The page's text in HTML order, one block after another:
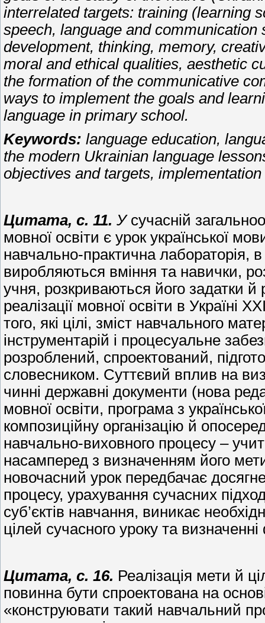
interrelated targets: training (learning
speech, language and
development, thinking, memory,
moral and ethical qualities, aesthetic
the formation of the communicative
ways to implement the goals and
language in primary school.
Keywords: language education,
the modern Ukrainian language
objectives and targets,
Цитата, с. 11. У сучасній
мовної освіти є урок української
навчально-практична лабораторія,
виробляються вміння та навички,
учня, розкриваються його задатки й
реалізації мовної освіти в Україні
того, які цілі, зміст навчального
інструментарій і процесуальне
розроблений, спроектований,
словесником. Суттєвий вплив на
чинні державні документи (нова
мовної освіти, програма з
композиційну організацію й
навчально-виховного процесу –
насамперед з визначенням його
новочасний урок передбачає
процесу, урахування сучасних
суб’єктів навчання, виникає
цілей сучасного уроку та
Цитата, с. 16. Реалізація мети й
повинна бути спроектована на
«конструювати такий навчальний